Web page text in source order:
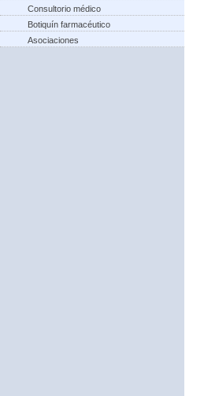
Consultorio médico
Botiquín farmacéutico
Asociaciones